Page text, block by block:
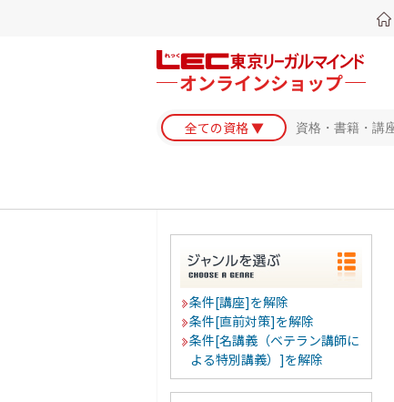
条件[講座]を解除
条件[直前対策]を解除
条件[名講義（ベテラン講師に
よる特別講義）]を解除